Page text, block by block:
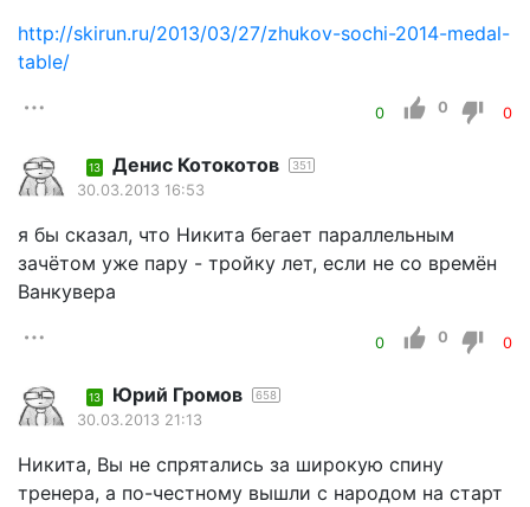
http://skirun.ru/2013/03/27/zhukov-sochi-2014-medal-
table/
0 0 0
13 Денис Котокотов 351
30.03.2013 16:53
я бы сказал, что Никита бегает параллельным
зачётом уже пару - тройку лет, если не со времён
Ванкувера
0 0 0
13 Юрий Громов 658
30.03.2013 21:13
Никита, Вы не спрятались за широкую спину
тренера, а по-честному вышли с народом на старт